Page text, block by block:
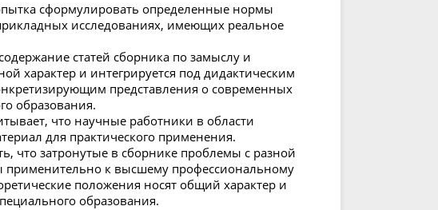
сформулировать определенные нормы
исследованиях, имеющих реальное
статей сборника по замыслу и
характер и интегрируется под дидактическим
представления о современных
образования.
что научные работники в области
для практического применения.
что затронутые в сборнике проблемы с разной
применительно к высшему профессиональному
положения носят общий характер и
образования.